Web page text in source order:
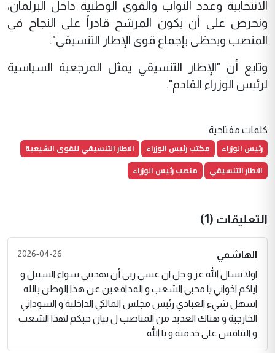
الانتخابية وعدد النواب والقوى الوطنية داخل البرلمان،
ونحرص على أن يكون المرشح قادراً على النجاح في
المنصب ويحظى بإجماع قوى الإطار التنسيقي".
وتابع أن "الإطار التنسيقي يمثل المرجعية السياسية
لرئيس الوزراء القادم".
كلمات مفتاحية
رئيس الوزراء مكتب رئيس الوزراء
الاطار التنسيقي للقوى الشيعية
الاطار التنسيقي
منصب رئيس الوزراء
التعليقات (1)
الهاشمي 2026-04-26
اولا نسال الله عز و جل ان عسى ربي أن يهديني سواء السبيل و
اياكم اخواني يا محبي الشعب و المدافعين عن هذا الوطن بالله
اسهل شيء العبادي رئيس مجلس المالكي الداخلية و السوداني
الخارجية و هناك العديد من المناصب ل بيان حبكم لهذا الشعب
و التنافس على خدمته و يا الله